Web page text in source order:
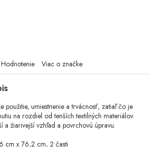
Hodnotenie Viac o značke
použitie, umiestnenie a trvácnosť, zatiaľ čo je
na rozdiel od tenších textilných materiálov.
a žiarivejší vzhľad a povrchovú úpravu.
cm x 76,2 cm, 2 časti